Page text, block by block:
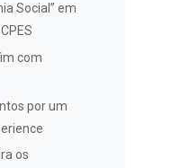
Social” em
com
por um
os